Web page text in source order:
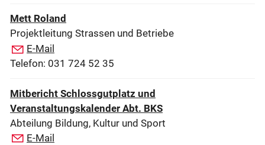
Mett Roland
Projektleitung Strassen und Betriebe
E-Mail
Telefon: 031 724 52 35
Mitbericht Schlossgutplatz und
Veranstaltungskalender Abt. BKS
Abteilung Bildung, Kultur und Sport
E-Mail